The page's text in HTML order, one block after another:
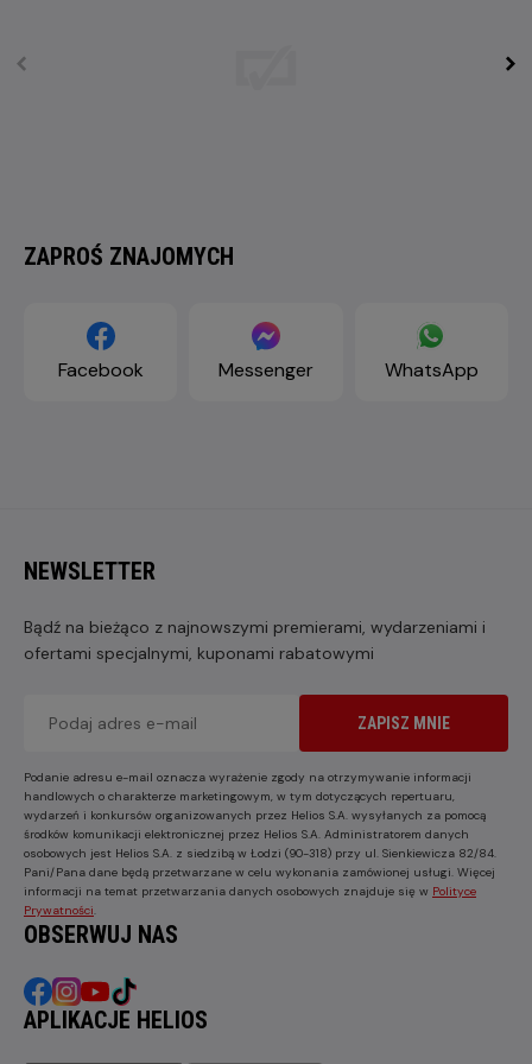
ZAPROŚ ZNAJOMYCH
Facebook Messenger WhatsApp
NEWSLETTER
Bądź na bieżąco z najnowszymi premierami, wydarzeniami i
ofertami specjalnymi, kuponami rabatowymi
ZAPISZ MNIE
Podanie adresu e-mail oznacza wyrażenie zgody na otrzymywanie informacji
handlowych o charakterze marketingowym, w tym dotyczących repertuaru,
wydarzeń i konkursów organizowanych przez Helios S.A. wysyłanych za pomocą
środków komunikacji elektronicznej przez Helios S.A. Administratorem danych
osobowych jest Helios S.A. z siedzibą w Łodzi (90-318) przy ul. Sienkiewicza 82/84.
Pani/Pana dane będą przetwarzane w celu wykonania zamówionej usługi. Więcej
informacji na temat przetwarzania danych osobowych znajduje się w Polityce
Prywatności
OBSERWUJ NAS
APLIKACJE HELIOS